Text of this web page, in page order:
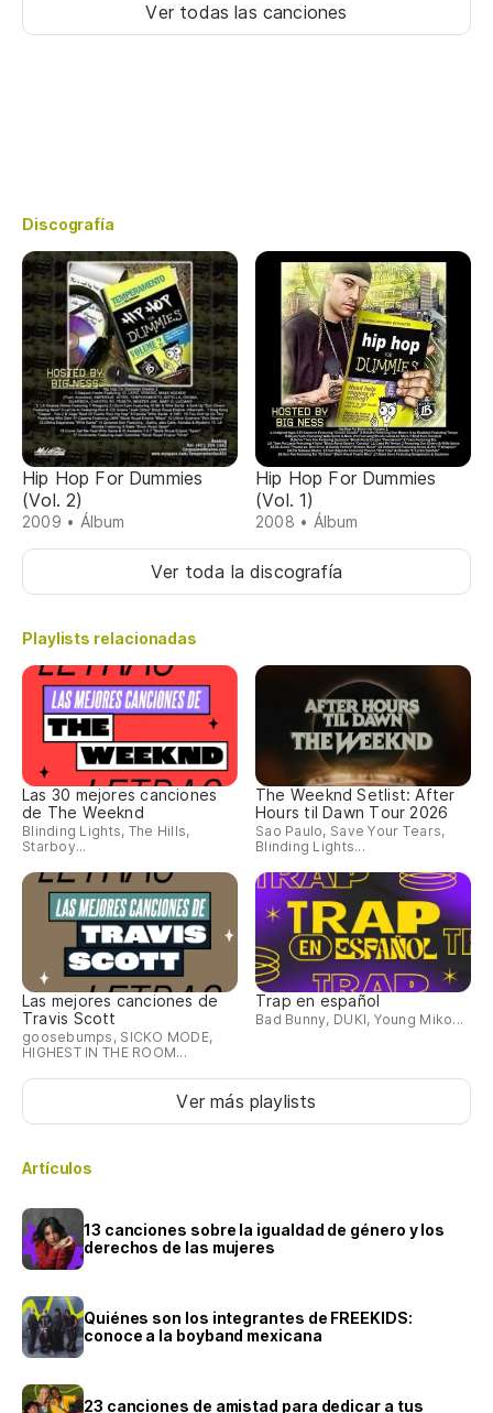
Ver todas las canciones
Discografía
Hip Hop For Dummies
(Vol. 2)
2009 • Álbum
Hip Hop For Dummies
(Vol. 1)
2008 • Álbum
Ver toda la discografía
Playlists relacionadas
Las 30 mejores canciones
de The Weeknd
Blinding Lights, The Hills,
Starboy...
The Weeknd Setlist: After
Hours til Dawn Tour 2026
Sao Paulo, Save Your Tears,
Blinding Lights...
Las mejores canciones de
Travis Scott
goosebumps, SICKO MODE,
HIGHEST IN THE ROOM...
Trap en español
Bad Bunny, DUKI, Young Miko...
Ver más playlists
Artículos
13 canciones sobre la igualdad de género y los
derechos de las mujeres
Quiénes son los integrantes de FREEKIDS:
conoce a la boyband mexicana
23 canciones de amistad para dedicar a tus